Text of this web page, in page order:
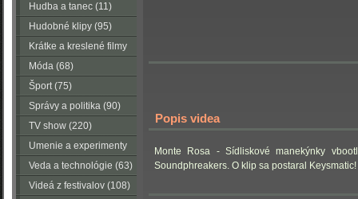
Hudba a tanec (11)
Hudobné klipy (95)
Krátke a kreslené filmy
(223)Móda (68)
Šport (75)
Správy a politika (90)
TV show (220)
Umenie a experimenty
(116)Veda a technológie (63)
Videá z festivalov (108)
Popis videa
Monte Rosa - Sídliskové manekýnky
Soundphreakers. O klip sa postaral Keysmatic!